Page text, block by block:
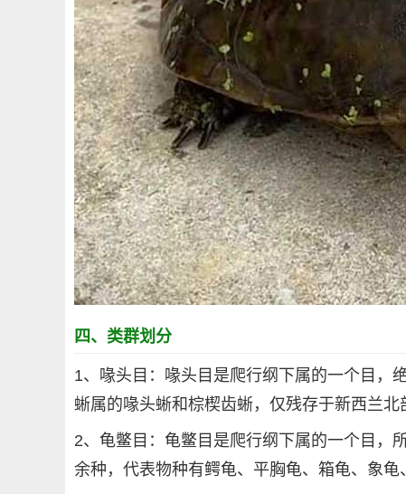
四、类群划分
1、喙头目：喙头目是爬行纲下属的一个目，
蜥属的喙头蜥和棕楔齿蜥，仅残存于新西兰北
2、龟鳖目：龟鳖目是爬行纲下属的一个目，
余种，代表物种有鳄龟、平胸龟、箱龟、象龟